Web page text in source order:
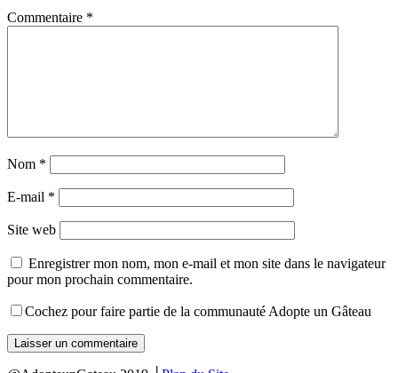
Commentaire *
Nom *
E-mail *
Site web
Enregistrer mon nom, mon e-mail et mon site dans le navigateur
pour mon prochain commentaire.
Cochez pour faire partie de la communauté Adopte un Gâteau